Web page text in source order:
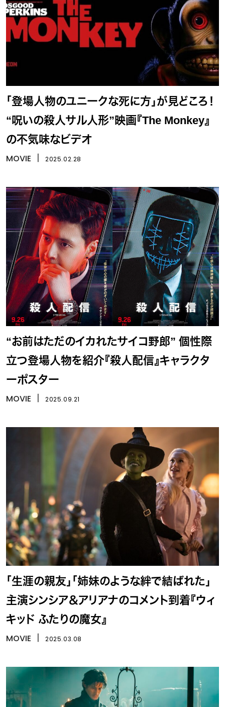
「登場人物のユニークな死に方」が見どころ！
“呪いの殺人サル人形”映画『The Monkey』
の不気味なビデオ
MOVIE 2025.02.28
“お前はただのイカれたサイコ野郎” 個性際
立つ登場人物を紹介『殺人配信』キャラクタ
ーポスター
MOVIE 2025.09.21
「生涯の親友」「姉妹のような絆で結ばれた」
主演シンシア＆アリアナのコメント到着『ウィ
キッド ふたりの魔女』
MOVIE 2025.03.08